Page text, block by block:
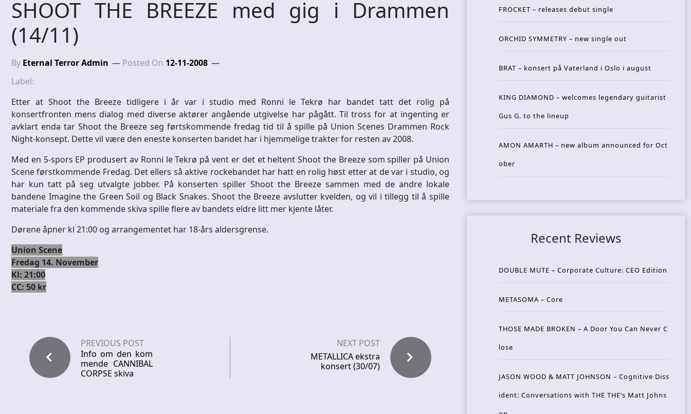
SHOOT THE BREEZE med gig i Drammen
(14/11)
By Eternal Terror Admin Posted On 12-11-2008
Label:
Etter at Shoot the Breeze tidligere i år var i studio med Ronni le Tekrø har bandet tatt det rolig på
konsertfronten mens dialog med diverse aktører angående utgivelse har pågått. Til tross for at ingenting er
avklart enda tar Shoot the Breeze seg førtskommende fredag tid til å spille på Union Scenes Drammen Rock
Night-konsept. Dette vil være den eneste konserten bandet har i hjemmelige trakter for resten av 2008.
Med en 5-spors EP produsert av Ronni le Tekrø på vent er det et heltent Shoot the Breeze som spiller på Union
Scene førstkommende Fredag. Det ellers så aktive rockebandet har hatt en rolig høst etter at de var i studio, og
har kun tatt på seg utvalgte jobber. På konserten spiller Shoot the Breeze sammen med de andre lokale
bandene Imagine the Green Soil og Black Snakes. Shoot the Breeze avslutter kvelden, og vil i tillegg til å spille
materiale fra den kommende skiva spille flere av bandets eldre litt mer kjente låter.
Dørene åpner kl 21:00 og arrangementet har 18-års aldersgrense.
Union Scene
Fredag 14. November
Kl: 21:00
CC: 50 kr
PREVIOUS POST
Info om den kom
mende CANNIBAL
CORPSE skiva
NEXT POST
METALLICA ekstra
konsert (30/07)
FROCKET – releases debut single
ORCHID SYMMETRY – new single out
BRAT – konsert på Vaterland i Oslo i august
KING DIAMOND – welcomes legendary guitarist
Gus G. to the lineup
AMON AMARTH – new album announced for Oct
ober
Recent Reviews
DOUBLE MUTE – Corporate Culture: CEO Edition
METASOMA – Core
THOSE MADE BROKEN – A Door You Can Never C
lose
JASON WOOD & MATT JOHNSON – Cognitive Diss
ident: Conversations with THE THE’s Matt Johns